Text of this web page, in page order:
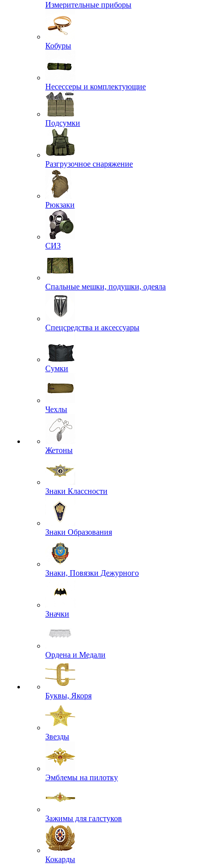
Измерительные приборы
Кобуры
Несессеры и комплектующие
Подсумки
Разгрузочное снаряжение
Рюкзаки
СИЗ
Спальные мешки, подушки, одеяла
Спецсредства и аксессуары
Сумки
Чехлы
Жетоны
Знаки Классности
Знаки Образования
Знаки, Повязки Дежурного
Значки
Ордена и Медали
Буквы, Якоря
Звезды
Эмблемы на пилотку
Зажимы для галстуков
Кокарды